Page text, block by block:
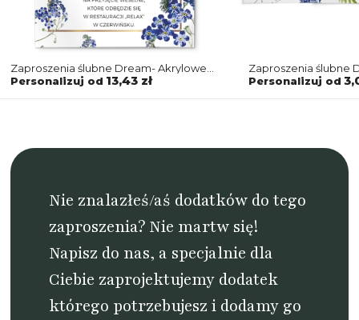
Zaproszenia ślubne Dream- Akrylowe
Motyw 4
Personalizuj od 13,43 zł
Zaproszenia ślubne
Motyw 4
Personalizuj od
Nie znalazłeś/aś dodatków do tego
zaproszenia? Nie martw się!
Napisz do nas, a specjalnie dla
Ciebie zaprojektujemy dodatek
którego potrzebujesz i dodamy go